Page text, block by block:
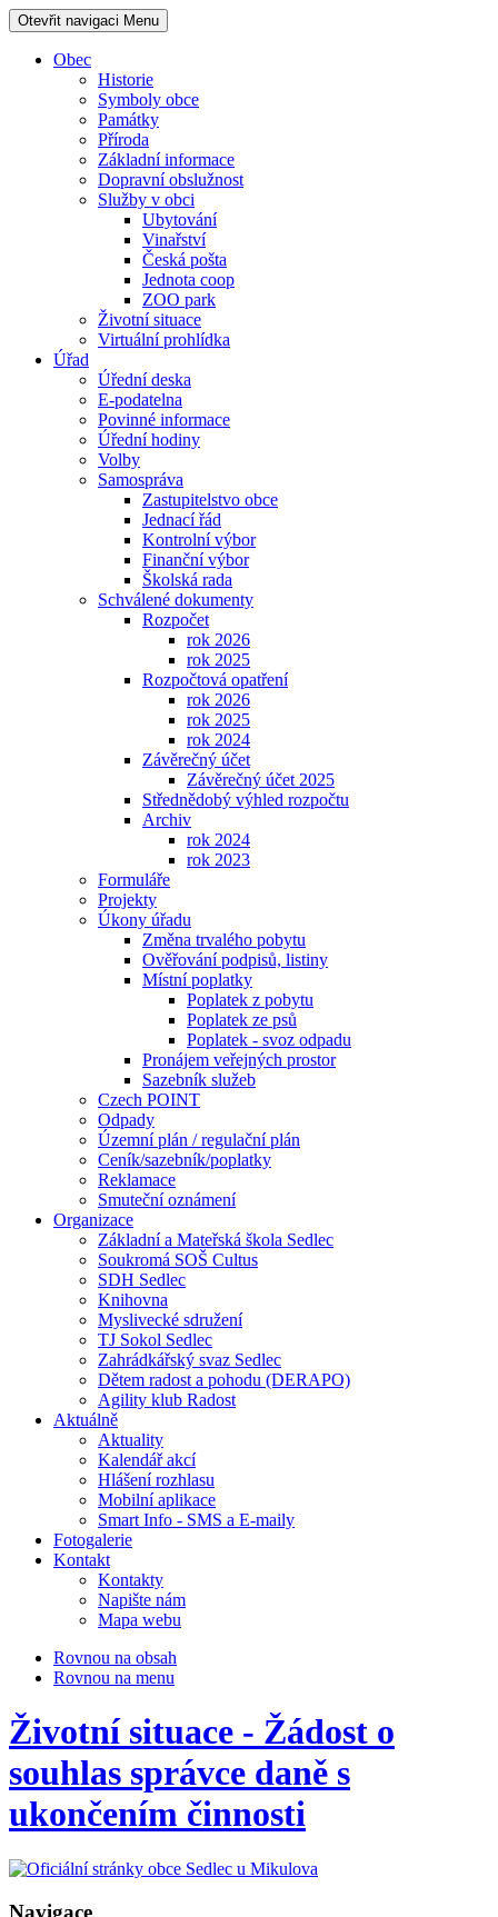
Otevřit navigaci Menu
Obec
Historie
Symboly obce
Památky
Příroda
Základní informace
Dopravní obslužnost
Služby v obci
Ubytování
Vinařství
Česká pošta
Jednota coop
ZOO park
Životní situace
Virtuální prohlídka
Úřad
Úřední deska
E-podatelna
Povinné informace
Úřední hodiny
Volby
Samospráva
Zastupitelstvo obce
Jednací řád
Kontrolní výbor
Finanční výbor
Školská rada
Schválené dokumenty
Rozpočet
rok 2026
rok 2025
Rozpočtová opatření
rok 2026
rok 2025
rok 2024
Závěrečný účet
Závěrečný účet 2025
Střednědobý výhled rozpočtu
Archiv
rok 2024
rok 2023
Formuláře
Projekty
Úkony úřadu
Změna trvalého pobytu
Ověřování podpisů, listiny
Místní poplatky
Poplatek z pobytu
Poplatek ze psů
Poplatek - svoz odpadu
Pronájem veřejných prostor
Sazebník služeb
Czech POINT
Odpady
Územní plán / regulační plán
Ceník/sazebník/poplatky
Reklamace
Smuteční oznámení
Organizace
Základní a Mateřská škola Sedlec
Soukromá SOŠ Cultus
SDH Sedlec
Knihovna
Myslivecké sdružení
TJ Sokol Sedlec
Zahrádkářský svaz Sedlec
Dětem radost a pohodu (DERAPO)
Agility klub Radost
Aktuálně
Aktuality
Kalendář akcí
Hlášení rozhlasu
Mobilní aplikace
Smart Info - SMS a E-maily
Fotogalerie
Kontakt
Kontakty
Napište nám
Mapa webu
Rovnou na obsah
Rovnou na menu
Životní situace - Žádost o
souhlas správce daně s
ukončením činnosti
Navigace